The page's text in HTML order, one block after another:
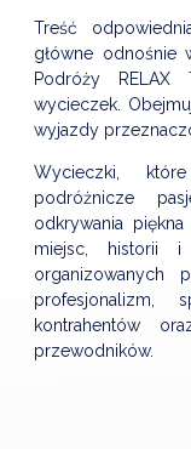
Treść
główne odnośnie
Podróży RELAX
wycieczek.
wyjazdy
Wycieczki,
podróżnicze
odkrywania
miejsc, historii
organizowanych
profesjonalizm,
kontrahentów
przewodników.